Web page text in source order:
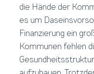
die Hände der
es um
Finanzierung ein
Kommunen fehlen